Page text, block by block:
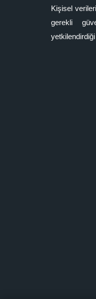
Kişisel
gerekli
yetkilendirdiği